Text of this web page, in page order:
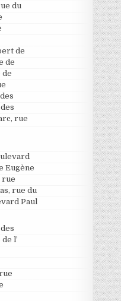
du
de
de
de
rue
Eugène
rue
rue du
Paul
l’